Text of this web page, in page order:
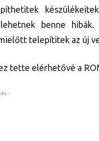
benne hibák.
telepítitek az új
tette elérhetővé a
-